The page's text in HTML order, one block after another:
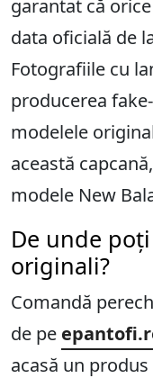
garantat că
data oficială de
Fotografiile cu
producerea
modelele
această
modele New
De unde
originali?
Comandă
de pe
acasă un